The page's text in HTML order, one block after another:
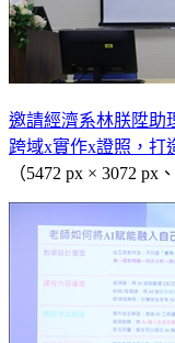
邀請經濟系林朕陞助
跨域x實作x證照，打
（5472 px × 3072 px